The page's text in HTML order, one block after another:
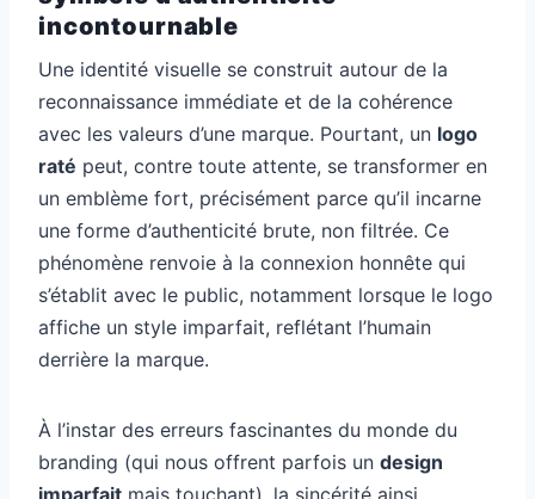
incontournable
Une identité visuelle se construit autour de la
reconnaissance immédiate et de la cohérence
avec les valeurs d’une marque. Pourtant, un logo
raté peut, contre toute attente, se transformer en
un emblème fort, précisément parce qu’il incarne
une forme d’authenticité brute, non filtrée. Ce
phénomène renvoie à la connexion honnête qui
s’établit avec le public, notamment lorsque le logo
affiche un style imparfait, reflétant l’humain
derrière la marque.
À l’instar des erreurs fascinantes du monde du
branding (qui nous offrent parfois un design
imparfait mais touchant), la sincérité ainsi